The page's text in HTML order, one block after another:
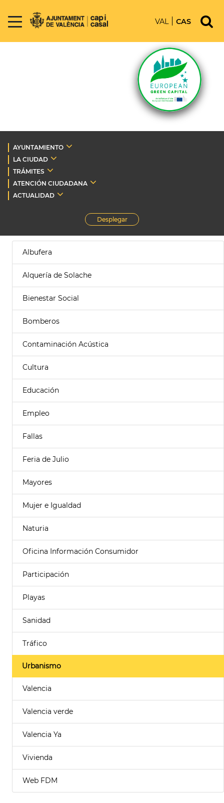
VAL CAS
AYUNTAMIENTO
LA CIUDAD
TRÁMITES
ATENCIÓN CIUDADANA
ACTUALIDAD
Desplegar
Albufera
Alquería de Solache
Bienestar Social
Bomberos
Contaminación Acústica
Cultura
Educación
Empleo
Fallas
Feria de Julio
Mayores
Mujer e Igualdad
Naturia
Oficina Información Consumidor
Participación
Playas
Sanidad
Tráfico
Urbanismo
Valencia
Valencia verde
Valencia Ya
Vivienda
Web FDM